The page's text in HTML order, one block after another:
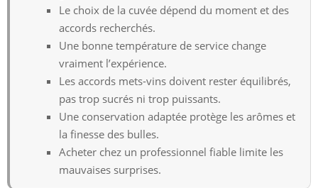
Le choix de la cuvée dépend du moment et des
accords recherchés.
Une bonne température de service change
vraiment l’expérience.
Les accords mets-vins doivent rester équilibrés,
pas trop sucrés ni trop puissants.
Une conservation adaptée protège les arômes et
la finesse des bulles.
Acheter chez un professionnel fiable limite les
mauvaises surprises.